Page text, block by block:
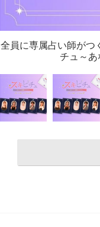
全員に専属占い師がつ
チュ～あ